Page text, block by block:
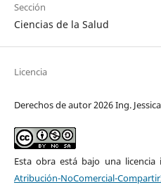
Sección
Ciencias de la Salud
Licencia
Derechos de autor 2026 Ing.
Esta obra está bajo una licencia
Atribución-NoComercial-